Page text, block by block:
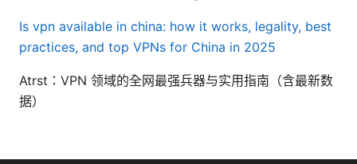
Is vpn available in china: how it works, legality, best
practices, and top VPNs for China in 2025
Atrst：VPN 领域的全网最强兵器与实用指南（含最新数
据）